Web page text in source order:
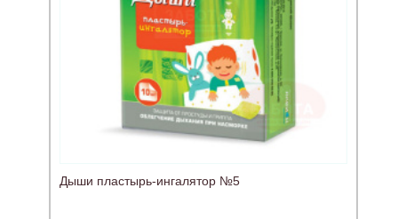
Дыши пластырь-ингалятор №5